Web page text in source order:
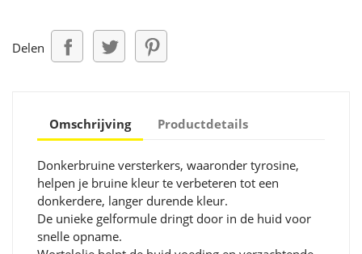
Delen
Omschrijving Productdetails
Donkerbruine versterkers, waaronder tyrosine,
helpen je bruine kleur te verbeteren tot een
donkerdere, langer durende kleur.
De unieke gelformule dringt door in de huid voor
snelle opname.